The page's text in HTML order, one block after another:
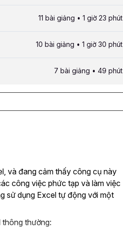
11 bài giảng • 1 giờ 23 phút
10 bài giảng • 1 giờ 30 phút
7 bài giảng • 49 phút
và đang cảm thấy công cụ này
công việc phức tạp và làm việc
sử dụng Excel tự động với một
thông thường: